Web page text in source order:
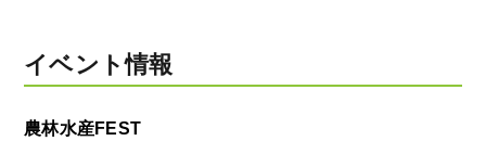
イベント情報
農林水産FEST